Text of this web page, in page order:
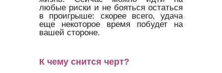
любые риски и не бояться остаться
в проигрыше: скорее всего, удача
еще некоторое время побудет на
вашей стороне.
К чему снится черт?